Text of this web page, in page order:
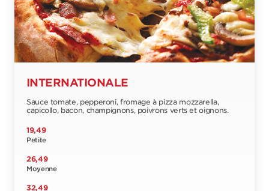
INTERNATIONALE
Sauce tomate, pepperoni, fromage à pizza mozzarella,
capicollo, bacon, champignons, poivrons verts et oignons.
19,49
Petite
26,49
Moyenne
32,49